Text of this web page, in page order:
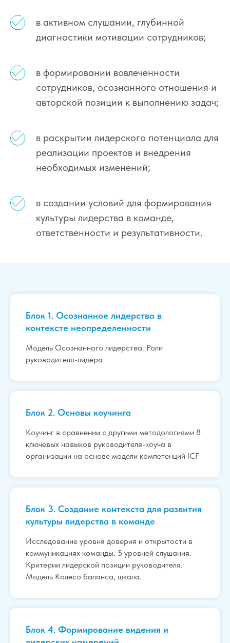
в активном слушании, глубинной
диагностики мотивации сотрудников;
в формировании вовлеченности
сотрудников, осознанного отношения и
авторской позиции к выполнению задач;
в раскрытии лидерского потенциала для
реализации проектов и внедрения
необходимых изменений;
в создании условий для формирования
культуры лидерства в команде,
ответственности и результативности.
Блок 1. Осознанное лидерство в
контексте неопределенности
Модель Осознанного лидерства. Роли
руководителя-лидера
Блок 2. Основы коучинга
Коучинг в сравнении с другими методологиями 8
ключевых навыков руководителя-коуча в
организации на основе модели компетенций ICF
Блок 3. Создание контекста для развития
культуры лидерства в команде
Исследование уровня доверия и открытости в
коммуникациях команды. 5 уровней слушания.
Критерии лидерской позиции руководителя.
Модель Колесо баланса, шкала.
Блок 4. Формирование видения и